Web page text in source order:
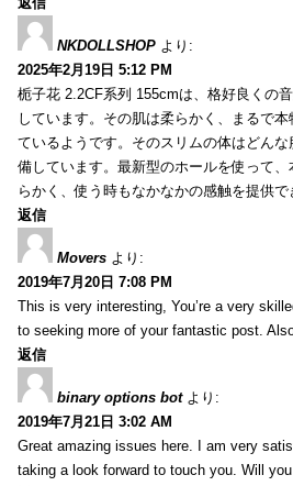
NKDOLLSHOP より:
2025年2月19日 5:12 PM
栀子花 2.2CF系列 155cmは、格好良くの
しています。その肌は柔らかく、まるで
ているようです。そのスリムの体はどん
備しています。最新型のホールを使って
らかく、使う時もなかなかの感触を提供で
返信
Movers より:
2019年7月20日 7:08 PM
This is very interesting, You’re a very
to seeking more of your fantastic post.
返信
binary options bot より:
2019年7月21日 3:02 AM
Great amazing issues here. I am very
taking a look forward to touch you. Will